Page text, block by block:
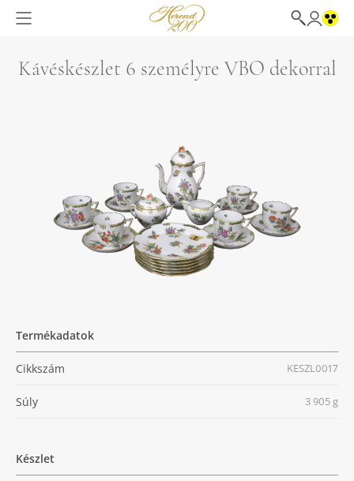
Kávéskészlet 6 személyre VBO dekorral
Termékadatok
Cikkszám KESZL0017
Súly 3 905 g
Készlet